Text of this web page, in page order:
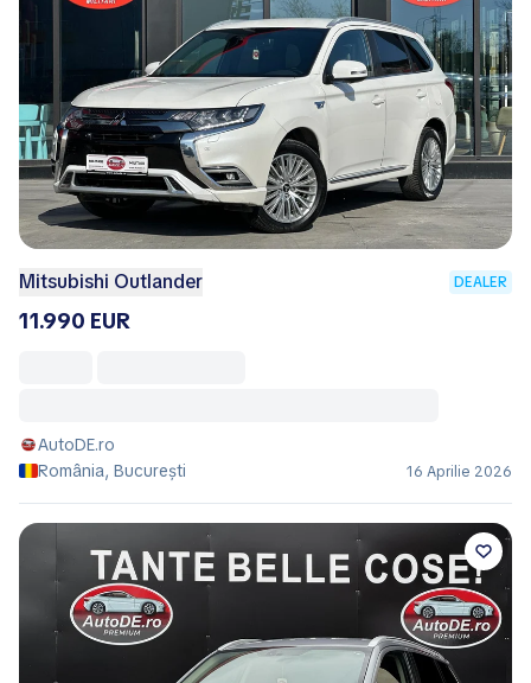
Mitsubishi Outlander DEALER
11.990 EUR
AutoDE.ro
România, București
16 Aprilie 2026